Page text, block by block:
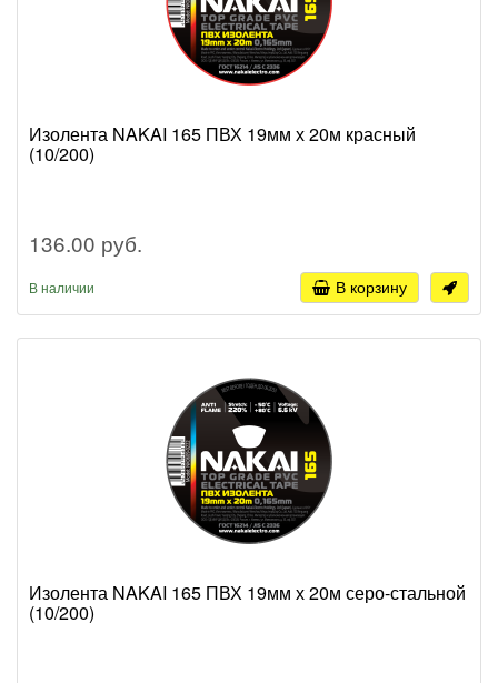
Изолента NAKAI 165 ПВХ 19мм х 20м красный
(10/200)
136.00 руб.
В наличии В корзину
Изолента NAKAI 165 ПВХ 19мм х 20м серо-стальной
(10/200)